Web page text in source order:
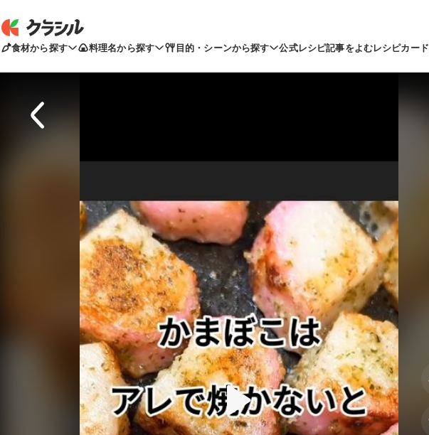
食材から探す 料理名から探す 目的・シーンから探す 公式レシピ記事をよむレシピカード